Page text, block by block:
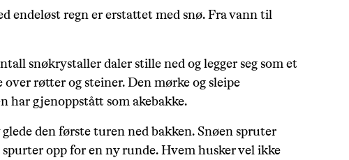
endeløst regn er erstattet med snø. Fra vann til
snøkrystaller daler stille ned og legger seg som et
røtter og steiner. Den mørke og sleipe
har gjenoppstått som akebakke.
den første turen ned bakken. Snøen spruter
opp for en ny runde. Hvem husker vel ikke